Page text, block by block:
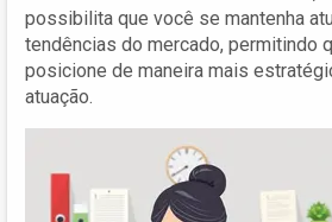
possibilita que você se mantenha
tendências do mercado, permitindo
posicione de maneira mais
atuação.